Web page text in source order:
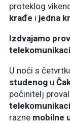
proteklog
krađe i jedna
Izdvajamo
U noći s
studenog u
počinitelj
razne mobilne